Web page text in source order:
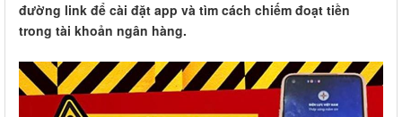
đường link để cài đặt app và tìm cách chiếm đoạt tiền
trong tài khoản ngân hàng.